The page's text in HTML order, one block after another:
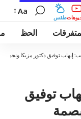
طقس
Aa
الحظ
إيهاب توفيق دكتور مزيكا ونجم
توفيق